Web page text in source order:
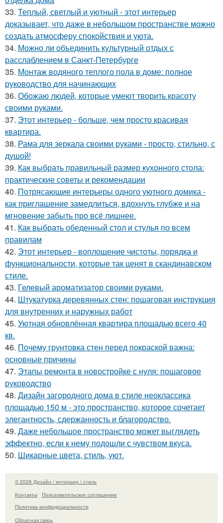
33. Теплый, светлый и уютный - этот интерьер
доказывает, что даже в небольшом пространстве можно
создать атмосферу спокойствия и уюта.
34. Можно ли объединить культурный отдых с
расслаблением в Санкт-Петербурге
35. Монтаж водяного теплого пола в доме: полное
руководство для начинающих
36. Обожаю людей, которые умеют творить красоту
своими руками.
37. Этот интерьер - больше, чем просто красивая
квартира.
38. Рама для зеркала своими руками - просто, стильно, с
душой!
39. Как выбрать правильный размер кухонного стола:
практические советы и рекомендации
40. Потрясающие интерьеры одного уютного домика -
как приглашение замедлиться, вдохнуть глубже и на
мгновение забыть про всё лишнее.
41. Как выбрать обеденный стол и стулья по всем
правилам
42. Этот интерьер - воплощение чистоты, порядка и
функциональности, которые так ценят в скандинавском
стиле.
43. Гелевый ароматизатор своими руками.
44. Штукатурка деревянных стен: пошаговая инструкция
для внутренних и наружных работ
45. Уютная обновлённая квартира площадью всего 40
кв.
46. Почему грунтовка стен перед покраской важна:
основные причины
47. Этапы ремонта в новостройке с нуля: пошаговое
руководство
48. Дизайн загородного дома в стиле неоклассика
площадью 150 м - это пространство, которое сочетает
элегантность, сдержанность и благородство.
49. Даже небольшое пространство может выглядеть
эффектно, если к нему подошли с чувством вкуса.
50. Шикарные цвета, стиль, уют.
© 2026 Дизайн / интерьер / стиль
Контакты
Пользовательское соглашение
Политика конфидециальности
Обратная связь